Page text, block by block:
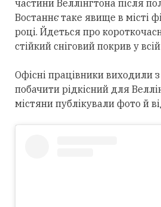
частини Веллінгтона після
Востаннє таке явище в місті
році. Йдеться про
стійкий сніговий покрив у
Офісні працівники виходили
побачити рідкісний для
містяни публікували фото й